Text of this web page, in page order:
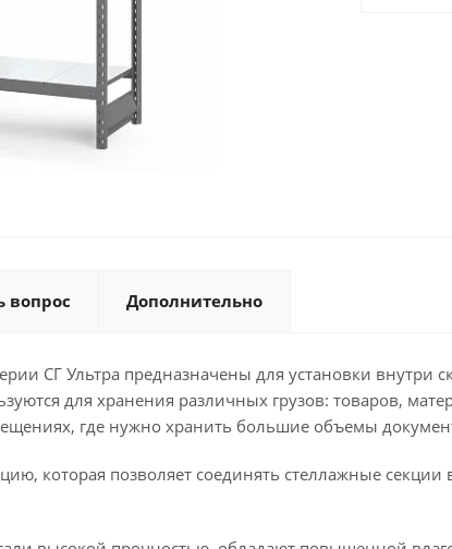
вопрос Дополнительно
СГ Ультра предназначены для установки
для хранения различных грузов: товаров,
где нужно хранить большие объемы
которая позволяет соединять стеллажные